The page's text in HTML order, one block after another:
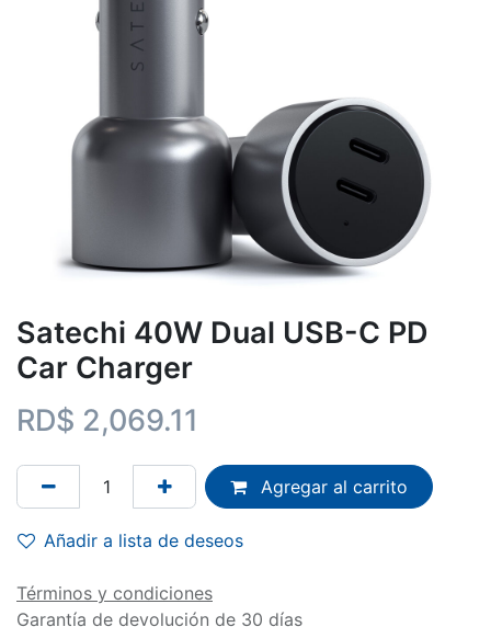
Satechi 40W Dual USB-C PD
Car Charger
RD$ 2,069.11
Agregar al carrito
Añadir a lista de deseos
Términos y condiciones
Garantía de devolución de 30 días